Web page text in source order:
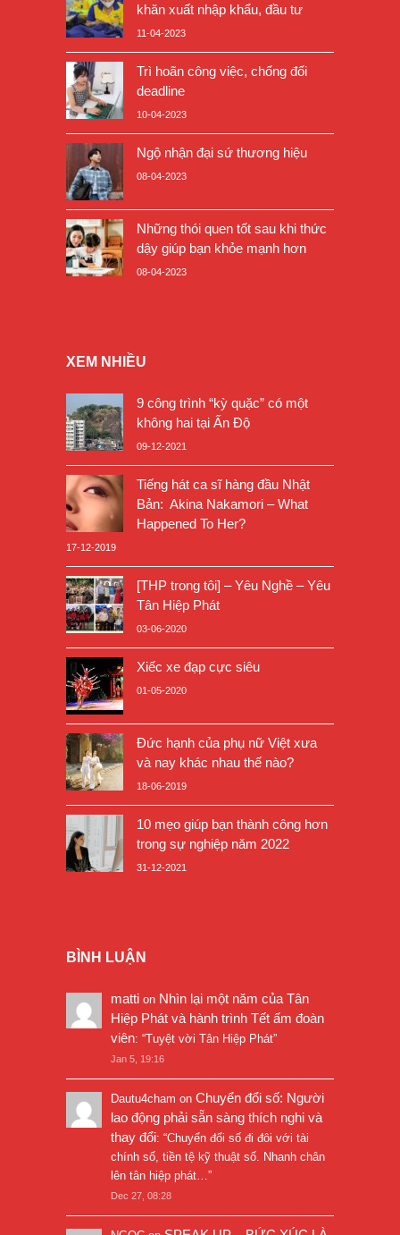
khăn xuất nhập khẩu, đầu tư
11-04-2023
Trì hoãn công việc, chống đối
deadline
10-04-2023
Ngộ nhận đại sứ thương hiệu
08-04-2023
Những thói quen tốt sau khi thức
dậy giúp bạn khỏe mạnh hơn
08-04-2023
XEM NHIỀU
9 công trình “kỳ quặc” có một
không hai tại Ấn Độ
09-12-2021
Tiếng hát ca sĩ hàng đầu Nhật
Bản: Akina Nakamori – What
Happened To Her?
17-12-2019
[THP trong tôi] – Yêu Nghề – Yêu
Tân Hiệp Phát
03-06-2020
Xiếc xe đạp cực siêu
01-05-2020
Đức hạnh của phụ nữ Việt xưa
và nay khác nhau thế nào?
18-06-2019
10 mẹo giúp bạn thành công hơn
trong sự nghiệp năm 2022
31-12-2021
BÌNH LUẬN
matti on Nhìn lại một năm của Tân
Hiệp Phát và hành trình Tết ấm đoàn
viên: “Tuyệt vời Tân Hiệp Phát”
Jan 5, 19:16
Dautu4cham on Chuyển đổi số: Người
lao động phải sẵn sàng thích nghi và
thay đổi: “Chuyển đổi số đi đôi với tài
chính số, tiền tệ kỹ thuật số. Nhanh chân
lên tân hiệp phát… ”
Dec 27, 08:28